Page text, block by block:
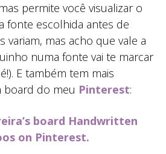
permite você visualizar o
fonte escolhida antes de
variam, mas acho que vale a
numa fonte vai te marcar
E também tem mais
board do meu Pinterest:
board Handwritten
on Pinterest.